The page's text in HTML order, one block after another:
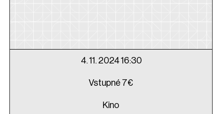
4. 11. 2024 16:30
Vstupné 7€
Kino